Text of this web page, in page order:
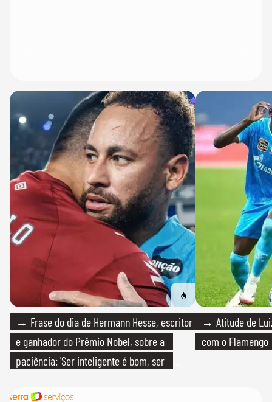
→ Frase do dia de Hermann Hesse, escritor
e ganhador do Prêmio Nobel, sobre a
paciência: 'Ser inteligente é bom, ser
→ Atitude de
com o Flamengo